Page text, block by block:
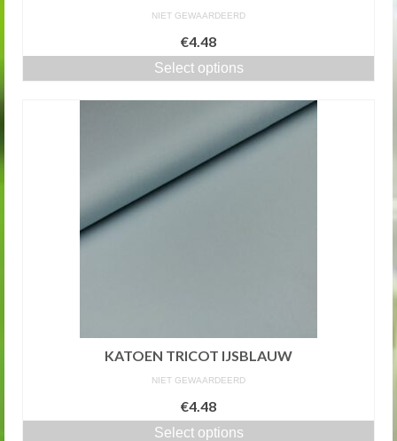
NIET GEWAARDEERD
€4.48
Select options
KATOEN TRICOT IJSBLAUW
NIET GEWAARDEERD
€4.48
Select options